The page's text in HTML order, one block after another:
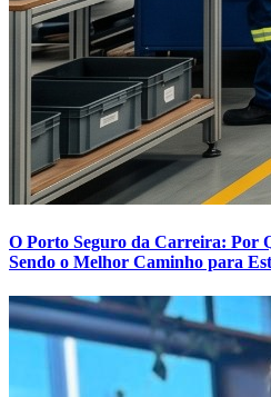
O Porto Seguro da Carreira: Por
Sendo o Melhor Caminho para